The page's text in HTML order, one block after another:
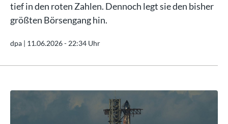
tief in den roten Zahlen. Dennoch legt sie den bisher
größten Börsengang hin.
dpa | 11.06.2026 - 22:34 Uhr